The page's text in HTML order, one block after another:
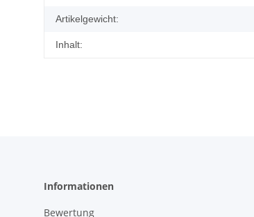
Artikelgewicht:
Inhalt:
Informationen
Bewertung